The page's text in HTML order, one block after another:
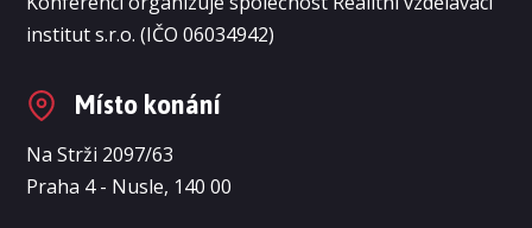
institut s.r.o. (IČO 06034942)
Místo konání
Na Strži 2097/63
Praha 4 - Nusle, 140 00